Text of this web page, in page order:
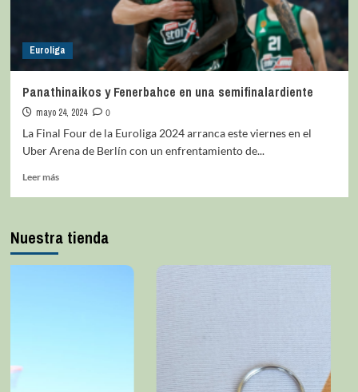
Euroliga
Panathinaikos y Fenerbahce en una semifinalardiente
mayo 24, 2024
0
La Final Four de la Euroliga 2024 arranca este viernes en el
Uber Arena de Berlín con un enfrentamiento de...
Leer más
Nuestra tienda